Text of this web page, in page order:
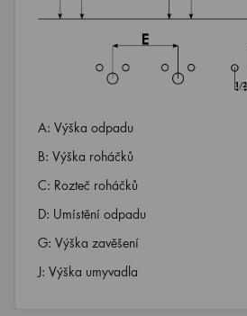
A: Výška odpadu
B: Výška roháčků
C: Rozteč roháčků
D: Umístění odpadu
G: Výška zavěšení
J: Výška umyvadla